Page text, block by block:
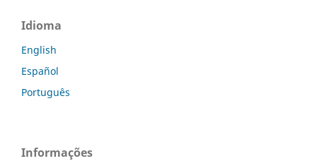
Idioma
English
Español
Português
Informações